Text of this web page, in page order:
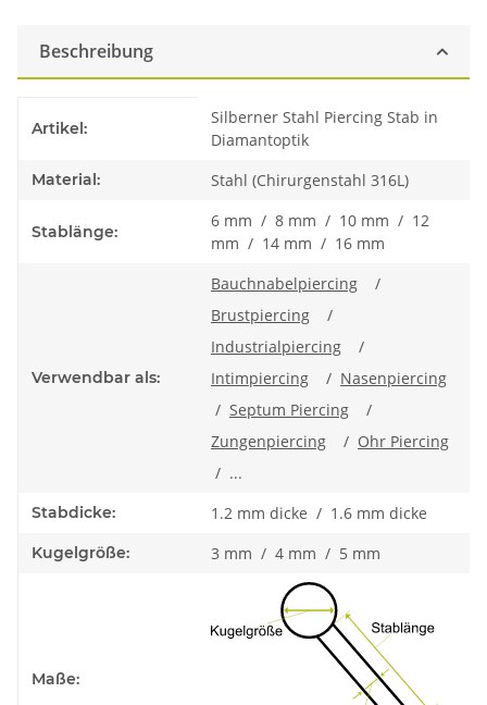
Beschreibung
Artikel:
Silberner Stahl Piercing Stab in
Diamantoptik
Material: Stahl (Chirurgenstahl 316L)
Stablänge:
6 mm / 8 mm / 10 mm / 12
mm / 14 mm / 16 mm
Verwendbar als:
Bauchnabelpiercing
/
Brustpiercing
/
Industrialpiercing
/
Intimpiercing
/ Nasenpiercing
/ Septum Piercing
/
Zungenpiercing
/ Ohr Piercing
/ ...
Stabdicke: 1.2 mm dicke / 1.6 mm dicke
Kugelgröße: 3 mm / 4 mm / 5 mm
Maße: